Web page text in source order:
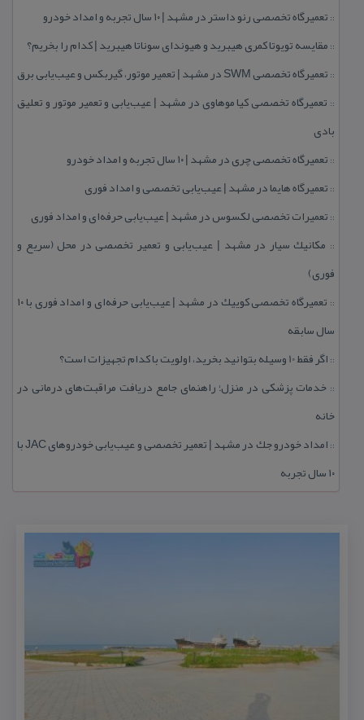
:: تعمیرگاه تخصصی رنو داستر در مشهد | ۱۰ سال تجربه و امداد خودرو
:: مقایسه تویوتا كمری هیبرید و هیوندای سوناتا هیبرید | كدام را بخریم؟
:: تعمیرگاه تخصصی SWM در مشهد | تعمیر موتور، گیربكس و عیب‌یابی برق
:: تعمیرگاه تخصصی كیا موهاوی در مشهد | عیب‌یابی و تعمیر موتور و تعلیق
بادی
:: تعمیرگاه تخصصی چری در مشهد | ۱۰ سال تجربه و امداد خودرو
:: تعمیرگاه هایما در مشهد | عیب‌یابی تخصصی و امداد فوری
:: تعمیرات تخصصی لكسوس در مشهد | عیب‌یابی حرفه‌ای و امداد فوری
:: مكانیك سیار در مشهد | عیب‌یابی و تعمیر تخصصی در محل (سریع و
فوری)
::
تعمیرگاه تخصصی كوییك در مشهد | عیب‌یابی حرفه‌ای و امداد فوری با ۱۰
سال سابقه
:: اگر فقط 10 وسیله بتوانید بخرید، اولویت با كدام تجهیزات است؟
:: خدمات پزشكی در منزل؛ راهنمای جامع دریافت مراقبت‌های درمانی در
خانه
::
امداد خودرو جك در مشهد | تعمیر تخصصی و عیب‌یابی خودروهای JAC با
۱۰ سال تجربه